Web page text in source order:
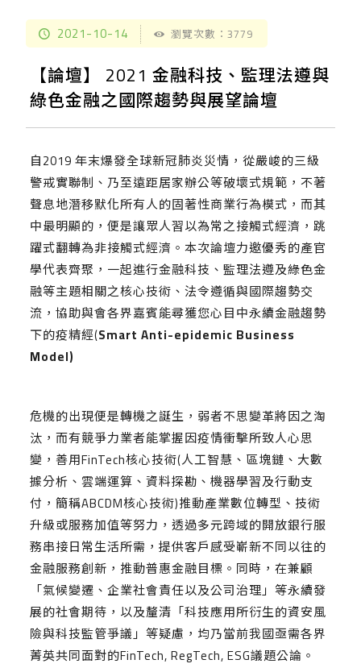
2021-10-14 瀏覽次數：3779
【論壇】 2021 金融科技、監理法遵與
綠色金融之國際趨勢與展望論壇
自2019 年末爆發全球新冠肺炎災情，從嚴峻的三級
警戒實聯制、乃至遠距居家辦公等破壞式規範，不著
聲息地潛移默化所有人的固著性商業行為模式，而其
中最明顯的，便是讓眾人習以為常之接觸式經濟，跳
躍式翻轉為非接觸式經濟。本次論壇力邀優秀的產官
學代表齊聚，一起進行金融科技、監理法遵及綠色金
融等主題相關之核心技術、法令遵循與國際趨勢交
流，協助與會各界嘉賓能尋獲您心目中永續金融趨勢
下的疫精經(Smart Anti-epidemic Business
Model)
危機的出現便是轉機之誕生，弱者不思變革將因之淘
汰，而有競爭力業者能掌握因疫情衝擊所致人心思
變，善用FinTech核心技術(人工智慧、區塊鏈、大數
據分析、雲端運算、資料探勘、機器學習及行動支
付，簡稱ABCDM核心技術)推動產業數位轉型、技術
升級或服務加值等努力，透過多元跨域的開放銀行服
務串接日常生活所需，提供客戶感受嶄新不同以往的
金融服務創新，推動普惠金融目標。同時，在兼顧
「氣候變遷、企業社會責任以及公司治理」等永續發
展的社會期待，以及釐清「科技應用所衍生的資安風
險與科技監管爭議」等疑慮，均乃當前我國亟需各界
菁英共同面對的FinTech, RegTech, ESG議題公論。